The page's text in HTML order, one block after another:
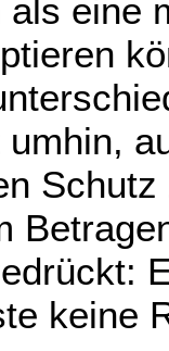
als eine
umhin,
keine